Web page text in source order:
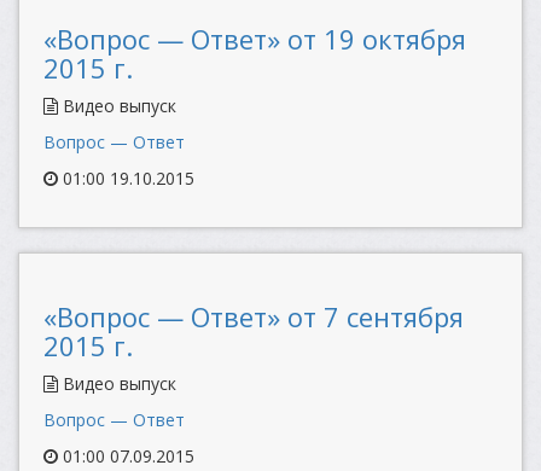
«Вопрос — Ответ» от 19 октября
2015 г.
Видео выпуск
Вопрос — Ответ
01:00 19.10.2015
«Вопрос — Ответ» от 7 сентября
2015 г.
Видео выпуск
Вопрос — Ответ
01:00 07.09.2015